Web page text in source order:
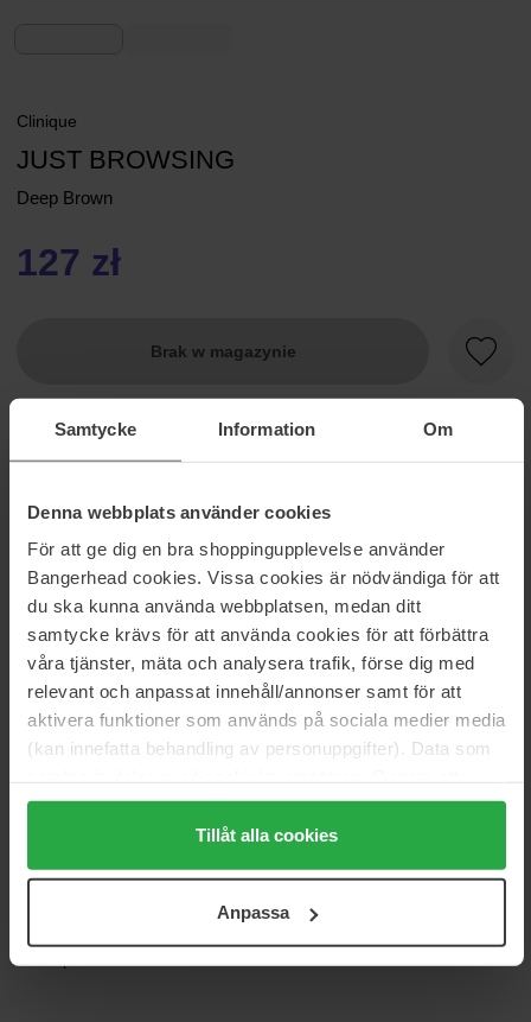
Samtycke Information Om
Denna webbplats använder cookies
För att ge dig en bra shoppingupplevelse använder
Bangerhead cookies. Vissa cookies är nödvändiga för att
du ska kunna använda webbplatsen, medan ditt
samtycke krävs för att använda cookies för att förbättra
våra tjänster, mäta och analysera trafik, förse dig med
relevant och anpassat innehåll/annonser samt för att
aktivera funktioner som används på sociala medier media
(kan innefatta behandling av personuppgifter). Data som
trycka på "Tillåt alla cookies" accepterar du alla cookies,
medan du under "Detaljer" kan anpassa användningen av
cookies. Du kan när som helst återkalla ditt samtycke.
Tillåt alla cookies
Anpassa
Clinique
JUST BROWSING
Deep Brown
127 zł
Brak w magazynie
Rozmiar: 2 ml
Numer artykułu: 51835
Kategorie:
Brwi
Żele do brwi
Opinie (0)Pytania i odpowiedzi (0)